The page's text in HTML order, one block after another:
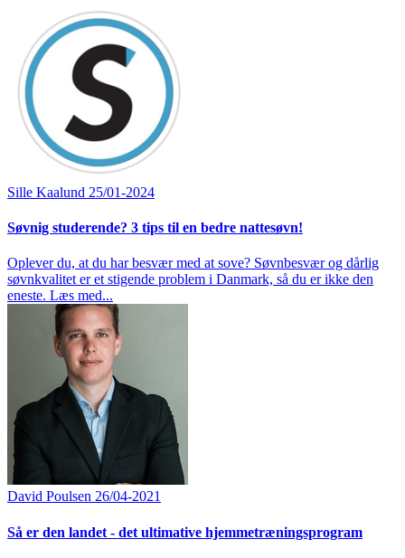
Sille Kaalund 25/01-2024
Søvnig studerende? 3 tips til en bedre nattesøvn!
Oplever du, at du har besvær med at sove? Søvnbesvær og dårlig
søvnkvalitet er et stigende problem i Danmark, så du er ikke den
eneste. Læs med...
David Poulsen 26/04-2021
Så er den landet - det ultimative hjemmetræningsprogram